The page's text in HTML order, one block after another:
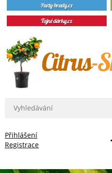
Přihlášení
Registrace